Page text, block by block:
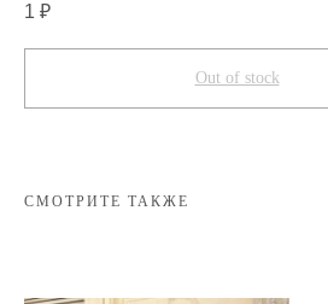
1 ₽
Out of stock
СМОТРИТЕ ТАКЖЕ